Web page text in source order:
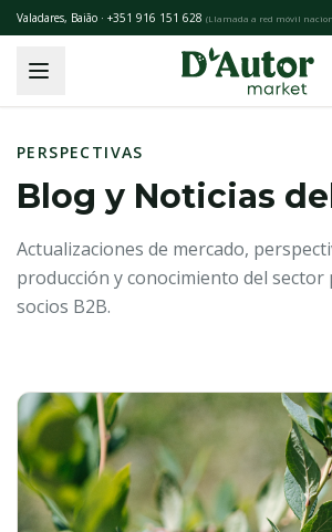
Skip to main content
Valadares, Baião · +351 916 151 628 (Llamada a red móvil
PERSPECTIVAS
Blog y Noticias
Actualizaciones de mercado,
producción y conocimiento del
socios B2B.